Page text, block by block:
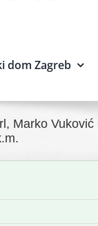
dom Zagreb
Marko